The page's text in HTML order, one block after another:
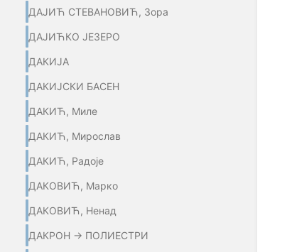
ДАЈИЋ СТЕВАНОВИЋ, Зора
ДАЈИЋКО ЈЕЗЕРО
ДАКИЈА
ДАКИЈСКИ БАСЕН
ДАКИЋ, Миле
ДАКИЋ, Мирослав
ДАКИЋ, Радоје
ДАКОВИЋ, Марко
ДАКОВИЋ, Ненад
ДАКРОН → ПОЛИЕСТРИ